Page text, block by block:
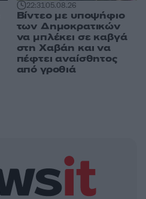
22:3105.08.26
Βίντεο με υποψήφιο
των Δημοκρατικών
να μπλέκει σε καβγά
στη Χαβάη και να
πέφτει αναίσθητος
από γροθιά